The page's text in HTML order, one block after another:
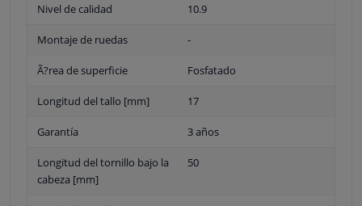
Nivel de calidad 10.9
Montaje de ruedas -
Ã?rea de superficie Fosfatado
Longitud del tallo [mm] 17
Garantía 3 años
Longitud del tornillo bajo la
cabeza [mm]
50